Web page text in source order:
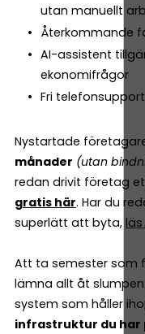
utan manuellt
Återkommande
AI-assistent
ekonomifrågor
Fri
Nystartade
månader (utan
redan drivit företag
gratis här. Har du
superlätt att byta,
Att ta semester som
lämna allt åt
system som håller
infrastruktur du har